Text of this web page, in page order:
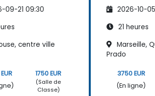
09-21 09:30
centre ville
1750 EUR
(Salle de
Classe)
2026-10-
21 heures
Marseille,
Prado
3750 EUR
(En ligne)